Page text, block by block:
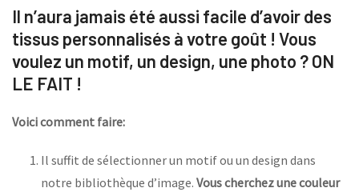
Il n’aura jamais été aussi facile d’avoir des
tissus personnalisés à votre goût ! Vous
voulez un motif, un design, une photo ? ON
LE FAIT !
Voici comment faire:
Il suffit de sélectionner un motif ou un design dans
notre bibliothèque d’image. Vous cherchez une couleur